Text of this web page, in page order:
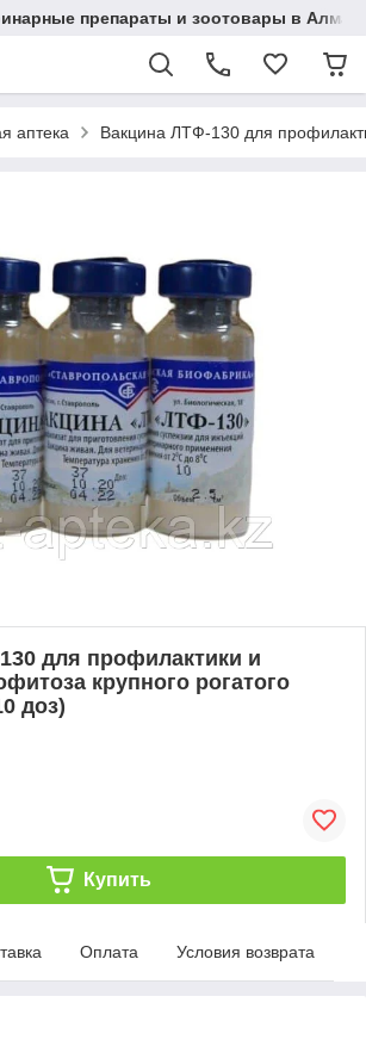
препараты и зоотовары в
аптека Вакцина ЛТФ-130 для
для профилактики и
крупного рогатого
доз)
Купить
Оплата Условия возврата